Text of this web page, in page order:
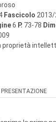
Fascicolo 2013/
6 P. 73-78
proprietà
PRESENTAZIONE